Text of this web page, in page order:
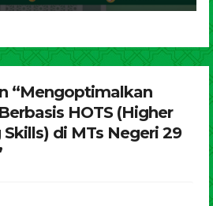
“Mengoptimalkan
HOTS (Higher
di MTs Negeri 29